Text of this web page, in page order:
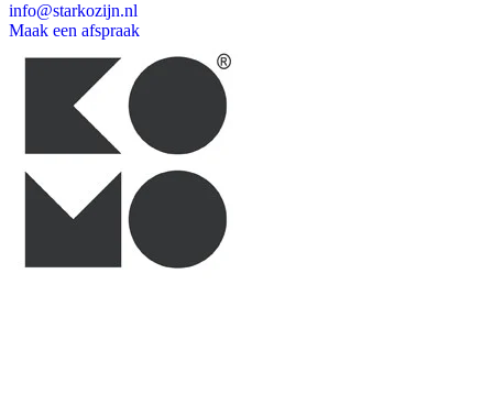
info@starkozijn.nl
Maak een afspraak